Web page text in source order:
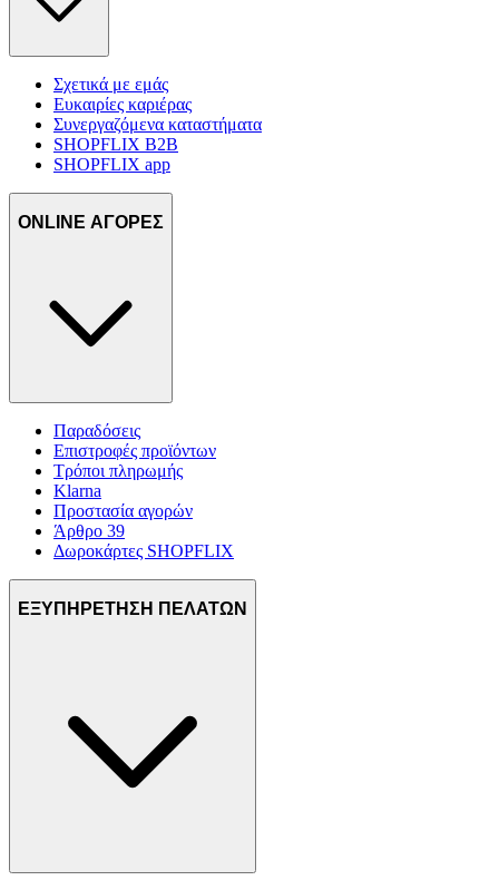
Σχετικά με εμάς
Ευκαιρίες καριέρας
Συνεργαζόμενα καταστήματα
SHOPFLIX B2B
SHOPFLIX app
ONLINE ΑΓΟΡΕΣ
Παραδόσεις
Επιστροφές προϊόντων
Τρόποι πληρωμής
Klarna
Προστασία αγορών
Άρθρο 39
Δωροκάρτες SHOPFLIX
ΕΞΥΠΗΡΕΤΗΣΗ ΠΕΛΑΤΩΝ